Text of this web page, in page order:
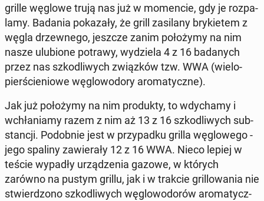
grille węglowe trują nas już w mo­men­cie, gdy je roz­pa­
la­my. Badania po­ka­za­ły, że grill za­si­la­ny bry­kie­tem z
węgla drzew­ne­go, jeszcze zanim po­ło­ży­my na nim
nasze ulu­bio­ne potrawy, wy­dzie­la 4 z 16 ba­da­nych
przez nas szko­dli­wych związ­ków tzw. WWA (wie­lo­
pier­ście­nio­we wę­glo­wo­do­ry aro­ma­tycz­ne).
Jak już po­ło­ży­my na nim pro­duk­ty, to wdy­cha­my i
wchła­nia­my razem z nim aż 13 z 16 szko­dli­wych sub­
stan­cji. Po­dob­nie jest w przy­pad­ku grilla wę­glo­we­go -
jego spaliny za­wie­ra­ły 12 z 16 WWA. Nieco lepiej w
teście wypadły urzą­dze­nia gazowe, w których
zarówno na pustym grillu, jak i w trakcie gril­lo­wa­nia nie
stwier­dzo­no szko­dli­wych wę­glo­wo­do­rów aro­ma­tycz­